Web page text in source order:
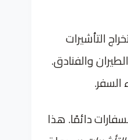
التأشيرات
والفنادق.
السفر.
دائمًا. هذا